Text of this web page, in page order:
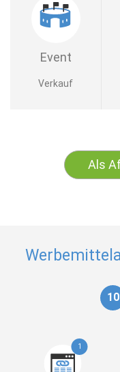
Event
Verkauf
Als
10
1